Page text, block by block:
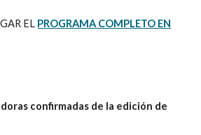
EL PROGRAMA COMPLETO EN
confirmadas de la edición de